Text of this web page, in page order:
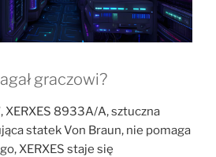
graczowi?
XERXES 8933A/A, sztuczna
statek Von Braun, nie pomaga
XERXES staje się